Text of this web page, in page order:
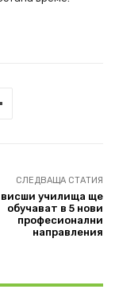
СЛЕДВАЩА СТАТИЯ
училища ще
обучават в 5 нови
професионални
направления